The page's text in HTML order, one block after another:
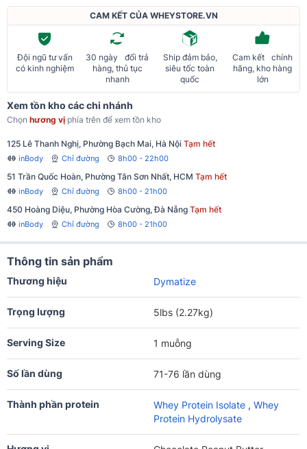
CAM KẾT CỦA WHEYSTORE.VN
Đội ngũ tư vấn
có kinh nghiệm
30 ngày đổi trả
hàng, thủ tục
nhanh
Ship đảm bảo,
siêu tốc toàn
quốc
Cam kết chính
hãng, kho hàng
lớn
Xem tồn kho các chi nhánh
Chọn hương vị phía trên để xem tồn kho
125 Lê Thanh Nghị, Phường Bạch Mai, Hà Nội Tạm hết
inBody Chỉ đường 8h00 - 22h00
51 Trần Quốc Hoàn, Phường Tân Sơn Nhất, HCM Tạm hết
inBody Chỉ đường 8h00 - 21h00
450 Hoàng Diệu, Phường Hòa Cường, Đà Nẵng Tạm hết
inBody Chỉ đường 8h00 - 21h00
Thông tin sản phẩm
Thương hiệu Dymatize
Trọng lượng 5lbs (2.27kg)
Serving Size 1 muỗng
Số lần dùng 71-76 lần dùng
Thành phần protein Whey Protein Isolate , Whey
Protein Hydrolysate